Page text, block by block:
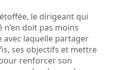
étoffée, le dirigeant qui
doit pas moins
laquelle partager
ses objectifs et mettre
renforcer son